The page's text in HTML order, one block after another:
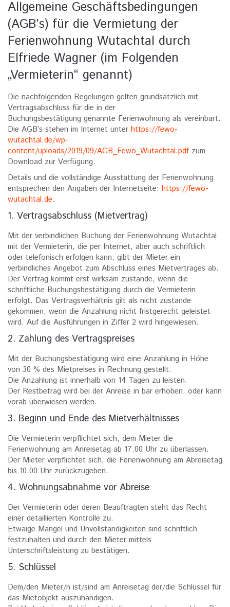
Allgemeine Geschäftsbedingungen
(AGB’s) für die Vermietung der
Ferienwohnung Wutachtal durch
Elfriede Wagner (im Folgenden
„Vermieterin“ genannt)
Die nachfolgenden Regelungen gelten grundsätzlich mit
Vertragsabschluss für die in der
Buchungsbestätigung genannte Ferienwohnung als vereinbart.
Die AGB’s stehen im Internet unter https://fewo-
wutachtal.de/wp-
content/uploads/2019/09/AGB_Fewo_Wutachtal.pdfzum
Download zur Verfügung.
Details und die vollständige Ausstattung der Ferienwohnung
entsprechen den Angaben der Internetseite: https://fewo-
wutachtal.de.
1. Vertragsabschluss (Mietvertrag)
Mit der verbindlichen Buchung der Ferienwohnung Wutachtal
mit der Vermieterin, die per Internet, aber auch schriftlich
oder telefonisch erfolgen kann, gibt der Mieter ein
verbindliches Angebot zum Abschluss eines Mietvertrages ab.
Der Vertrag kommt erst wirksam zustande, wenn die
schriftliche Buchungsbestätigung durch die Vermieterin
erfolgt. Das Vertragsverhältnis gilt als nicht zustande
gekommen, wenn die Anzahlung nicht fristgerecht geleistet
wird. Auf die Ausführungen in Ziffer 2 wird hingewiesen.
2. Zahlung des Vertragspreises
Mit der Buchungsbestätigung wird eine Anzahlung in Höhe
von 30 % des Mietpreises in Rechnung gestellt.
Die Anzahlung ist innerhalb von 14 Tagen zu leisten.
Der Restbetrag wird bei der Anreise in bar erhoben, oder kann
vorab überwiesen werden.
3. Beginn und Ende des Mietverhältnisses
Die Vermieterin verpflichtet sich, dem Mieter die
Ferienwohnung am Anreisetag ab 17.00 Uhr zu überlassen.
Der Mieter verpflichtet sich, die Ferienwohnung am Abreisetag
bis 10.00 Uhr zurückzugeben.
4. Wohnungsabnahme vor Abreise
Der Vermieterin oder deren Beauftragten steht das Recht
einer detaillierten Kontrolle zu.
Etwaige Mängel und Unvollständigkeiten sind schriftlich
festzuhalten und durch den Mieter mittels
Unterschriftsleistung zu bestätigen.
5. Schlüssel
Dem/den Mieter/n ist/sind am Anreisetag der/die Schlüssel für
das Mietobjekt auszuhändigen.